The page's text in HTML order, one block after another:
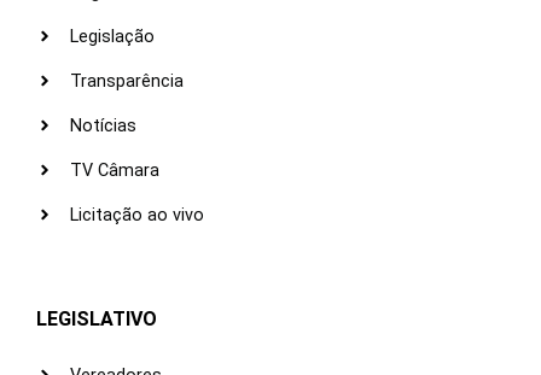
Legislação
Transparência
Notícias
TV Câmara
Licitação ao vivo
LEGISLATIVO